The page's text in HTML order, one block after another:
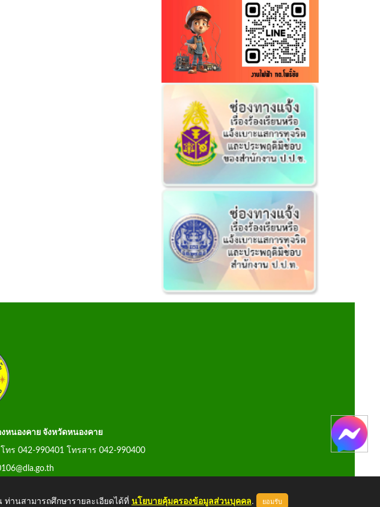
หนองคาย จังหวัดหนองคาย
ทร 042-990401 โทรสาร 042-990400
านสามารถศึกษารายละเอียดได้ที่ นโยบายคุ้มครองข้อมูลส่วนบุคคล. ยอมรับ